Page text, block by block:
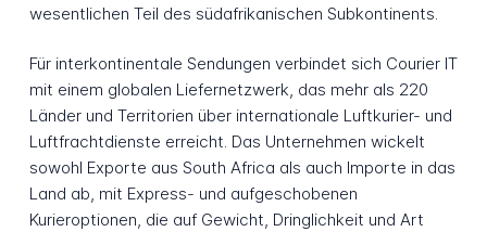
wesentlichen Teil des südafrikanischen Subkontinents.
Für interkontinentale Sendungen verbindet sich Courier IT
mit einem globalen Liefernetzwerk, das mehr als 220
Länder und Territorien über internationale Luftkurier- und
Luftfrachtdienste erreicht. Das Unternehmen wickelt
sowohl Exporte aus South Africa als auch Importe in das
Land ab, mit Express- und aufgeschobenen
Kurieroptionen, die auf Gewicht, Dringlichkeit und Art